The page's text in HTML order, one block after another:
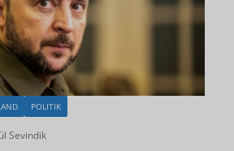
POLITIK
Sevindik